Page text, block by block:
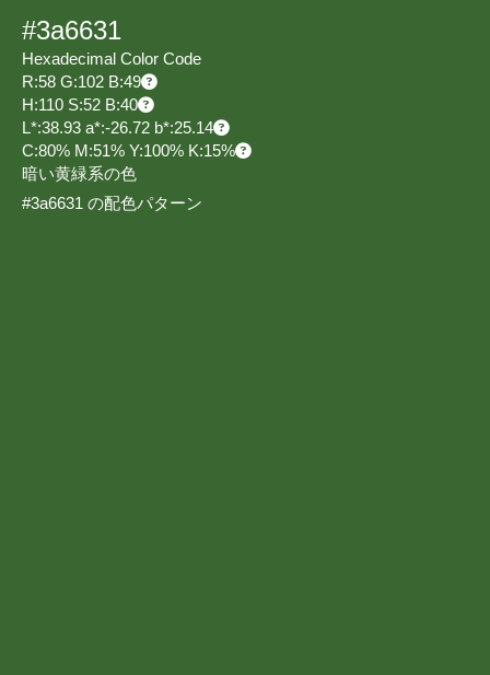
#3a6631
Hexadecimal Color Code
R:58 G:102 B:49
H:110 S:52 B:40
L*:38.93 a*:-26.72 b*:25.14
C:80% M:51% Y:100% K:15%
暗い黄緑系の色
#3a6631 の配色パターン